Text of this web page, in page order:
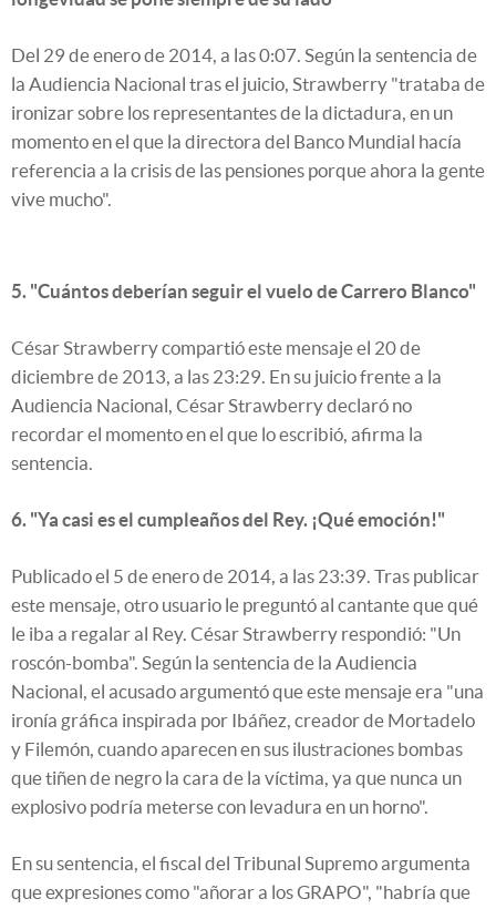
Del 29 de enero de 2014, a las 0:07. Según la sentencia de
la Audiencia Nacional tras el juicio, Strawberry "trataba de
ironizar sobre los representantes de la dictadura, en un
momento en el que la directora del Banco Mundial hacía
referencia a la crisis de las pensiones porque ahora la gente
vive mucho".
5. "Cuántos deberían seguir el vuelo de Carrero Blanco"
César Strawberry compartió este mensaje el 20 de
diciembre de 2013, a las 23:29. En su juicio frente a la
Audiencia Nacional, César Strawberry declaró no
recordar el momento en el que lo escribió, afirma la
sentencia.
6. "Ya casi es el cumpleaños del Rey. ¡Qué emoción!"
Publicado el 5 de enero de 2014, a las 23:39. Tras publicar
este mensaje, otro usuario le preguntó al cantante que qué
le iba a regalar al Rey. César Strawberry respondió: "Un
roscón-bomba". Según la sentencia de la Audiencia
Nacional, el acusado argumentó que este mensaje era "una
ironía gráfica inspirada por Ibáñez, creador de Mortadelo
y Filemón, cuando aparecen en sus ilustraciones bombas
que tiñen de negro la cara de la víctima, ya que nunca un
explosivo podría meterse con levadura en un horno".
En su sentencia, el fiscal del Tribunal Supremo argumenta
que expresiones como "añorar a los GRAPO", "habría que